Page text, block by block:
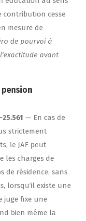
contribution cesse
mesure de
de pourvoi à
avant
— En cas de
strictement
le JAF peut
les charges de
de résidence, sans
lorsqu’il existe une
juge fixe une
bien même la